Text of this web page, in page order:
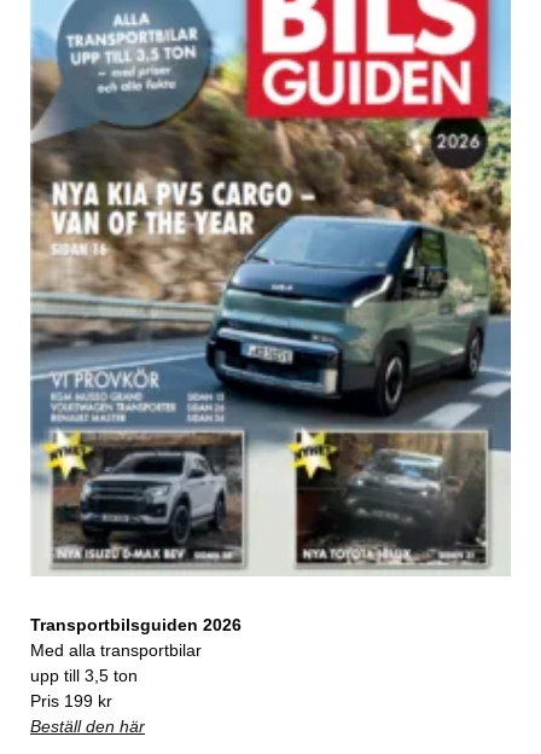
Transportbilsguiden 2026
Med alla transportbilar
upp till 3,5 ton
Pris 199 kr
Beställ den här